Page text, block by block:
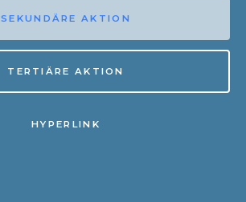
SEKUNDÄRE AKTION
TERTIÄRE AKTION
HYPERLINK